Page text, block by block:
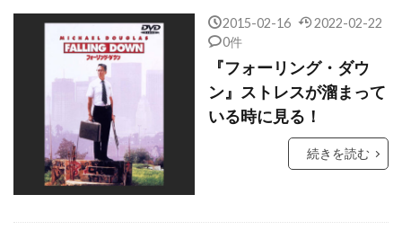
クリス・サイキエル
クリス・サランドン
クリス・タッカー
クリス・ディケンズ
クリス・ハンレイ
クリス・バウアー
クリス・ブリガム
クリス・ヘンチー
クリス・ベンダー
クリス・ペン
2015-02-16
2022-02-22
0件
『フォーリング・ダウ
ン』ストレスが溜まって
いる時に見る！
続きを読む